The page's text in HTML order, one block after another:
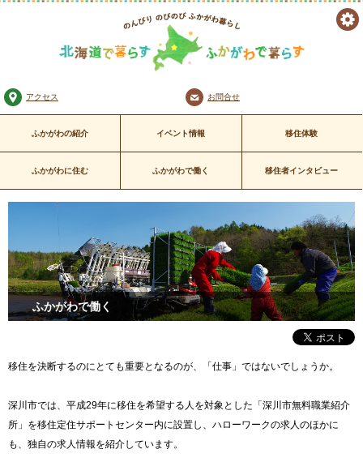
北海道で暮らす ふかがわで暮
らす
のんびり のびのび
アクセス お問合せ
ふかがわの紹介 イベント情報 移住体験
ふかがわに住む ふかがわで働く 移住者インタビュー
ふかがわで働く
移住を決断するのにとても重要となるのが、「仕事」ではないでしょうか。
深川市では、平成29年に移住を希望する人を対象とした「深川市無料職業紹介
所」を移住定住サポートセンター内に設置し、ハローワークの求人のほかに
も、独自の求人情報を紹介しています。